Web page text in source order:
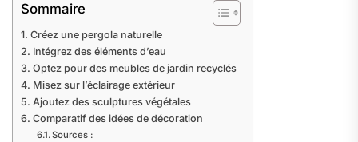
Sommaire
Créez une pergola naturelle
Intégrez des éléments d’eau
Optez pour des meubles de jardin recyclés
Misez sur l’éclairage extérieur
Ajoutez des sculptures végétales
Comparatif des idées de décoration
Sources :